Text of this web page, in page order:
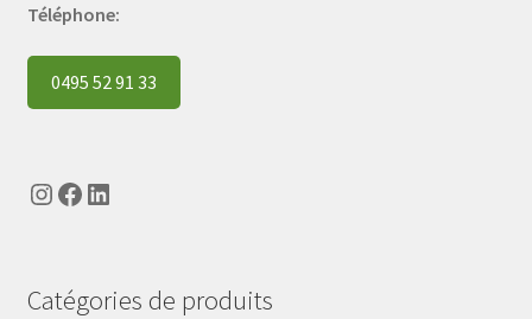
Téléphone:
0495 52 91 33
Instagram
Facebook
LinkedIn
Catégories de produits